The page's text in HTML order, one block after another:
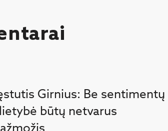
Girnius: Be sentimentų
būtų netvarus